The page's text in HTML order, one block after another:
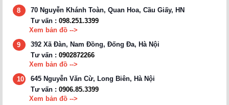
8
70 Nguyễn Khánh Toàn, Quan Hoa, Cầu Giấy, HN
Tư vấn : 098.251.3399
Xem bản đồ -->
9
392 Xã Đàn, Nam Đồng, Đống Đa, Hà Nội
Tư vấn : 0902872266
Xem bản đồ -->
10
645 Nguyễn Văn Cừ, Long Biên, Hà Nội
Tư vấn : 0906.85.3399
Xem bản đồ -->